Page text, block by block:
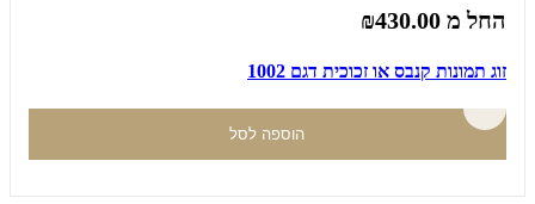
החל מ ₪430.00
זוג תמונות קנבס או זכוכית דגם 1002
הוספה לסל